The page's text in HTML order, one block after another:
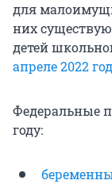
для
них
детей
апреле 2022
Федеральные
году: